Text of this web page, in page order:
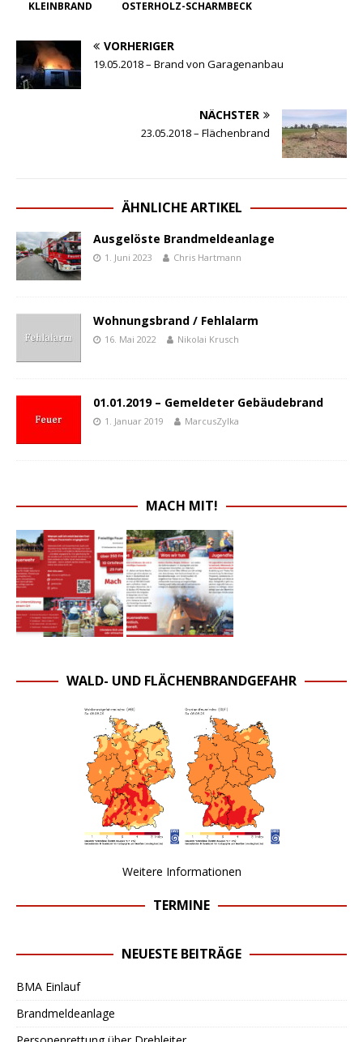
KLEINBRAND OSTERHOLZ-SCHARMBECK
VORHERIGER
19.05.2018 – Brand von Garagenanbau
NÄCHSTER
23.05.2018 – Flächenbrand
ÄHNLICHE ARTIKEL
Ausgelöste Brandmeldeanlage
1. Juni 2023 Chris Hartmann
Wohnungsbrand / Fehlalarm
16. Mai 2022 Nikolai Krusch
01.01.2019 – Gemeldeter Gebäudebrand
1. Januar 2019 MarcusZylka
MACH MIT!
WALD- UND FLÄCHENBRANDGEFAHR
Weitere Informationen
TERMINE
NEUESTE BEITRÄGE
BMA Einlauf
Brandmeldeanlage